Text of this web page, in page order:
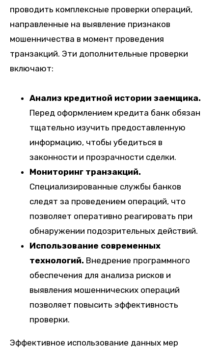
проводить комплексные проверки операций,
направленные на выявление признаков
мошенничества в момент проведения
транзакций. Эти дополнительные проверки
включают:
Анализ кредитной истории заемщика.
Перед оформлением кредита банк обязан
тщательно изучить предоставленную
информацию, чтобы убедиться в
законности и прозрачности сделки.
Мониторинг транзакций.
Специализированные службы банков
следят за проведением операций, что
позволяет оперативно реагировать при
обнаружении подозрительных действий.
Использование современных
технологий. Внедрение программного
обеспечения для анализа рисков и
выявления мошеннических операций
позволяет повысить эффективность
проверки.
Эффективное использование данных мер